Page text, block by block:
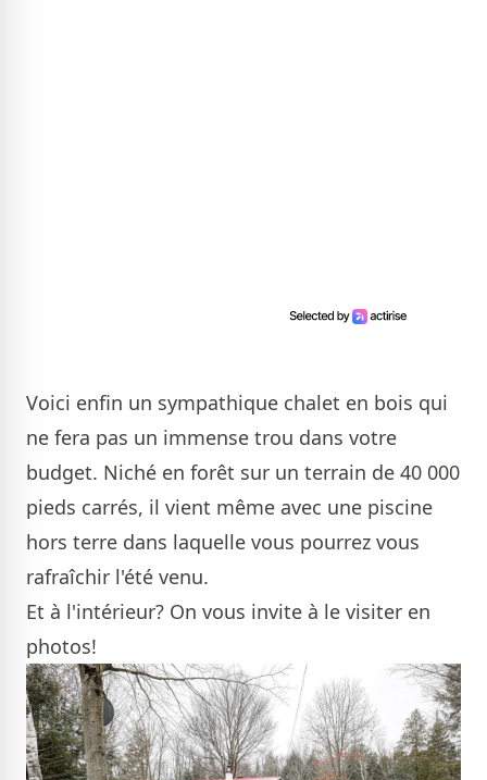
Voici enfin un sympathique chalet en bois qui
ne fera pas un immense trou dans votre
budget. Niché en forêt sur un terrain de 40 000
pieds carrés, il vient même avec une piscine
hors terre dans laquelle vous pourrez vous
rafraîchir l'été venu.
Et à l'intérieur? On vous invite à le visiter en
photos!